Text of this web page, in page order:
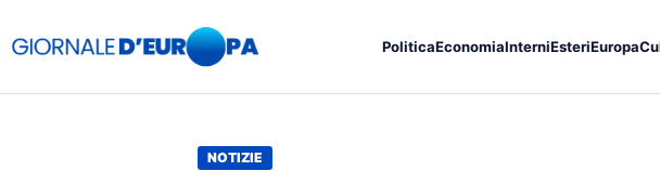
PoliticaEconomiaInterniEsteriEuropa
NOTIZIE